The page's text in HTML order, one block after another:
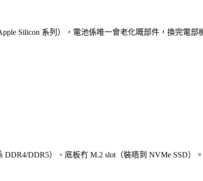
Silicon 系列），電池係唯一會老化嘅部件，換完電部
DDR5）、底板冇 M.2 slot（裝唔到 NVMe SSD